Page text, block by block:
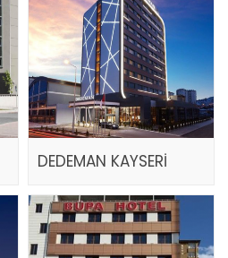
DEDEMAN KAYSERİ